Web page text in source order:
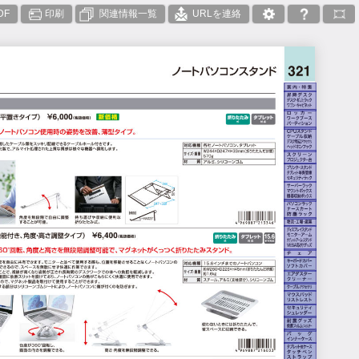
印刷 関連情報一覧 URLを連絡